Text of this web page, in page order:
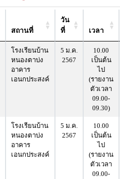
สถานที่
วัน
ที่
เวลา
โรงเรียนบ้าน
หนองตาบ่ง
อาคาร
เอนกประสงค์
5 ม.ค.
2567
10.00
เป็นต้น
ไป
(รายงาน
ตัวเวลา
09.00-
09.30)
โรงเรียนบ้าน
หนองตาบ่ง
อาคาร
เอนกประสงค์
5 ม.ค.
2567
10.00
เป็นต้น
ไป
(รายงาน
ตัวเวลา
09.00-